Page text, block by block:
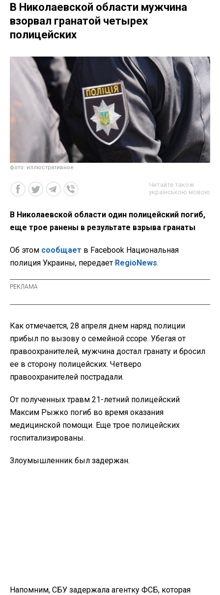
В Николаевской области мужчина
взорвал гранатой четырех
полицейских
фото: иллюстративное
Читайте також
українською мовою
В Николаевской области один полицейский погиб,
еще трое ранены в результате взрыва гранаты
Об этом сообщает в Facebook Национальная
полиция Украины, передает RegioNews.
Как отмечается, 28 апреля днем наряд полиции
прибыл по вызову о семейной ссоре. Убегая от
правоохранителей, мужчина достал гранату и бросил
ее в сторону полицейских. Четверо
правоохранителей пострадали.
От полученных травм 21-летний полицейский
Максим Рыжко погиб во время оказания
медицинской помощи. Еще трое полицейских
госпитализированы.
Злоумышленник был задержан.
Напомним, СБУ задержала агентку ФСБ, которая